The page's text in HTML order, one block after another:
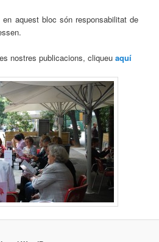
aquest bloc són responsabilitat de
nostres publicacions, cliqueuaquí